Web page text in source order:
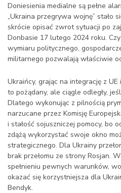
Doniesienia medialne są pełne
„Ukraina przegrywa wojnę” stało
skrócie opisać zwrot sytuacji po
Donbasie 17 lutego 2024 roku.
wymiaru politycznego,
militarnego pozwalają właściwie
Ukraińcy, grając na integrację z
to pożądany, ale ciągle odległy,
Dlatego wykonując z pilnością
narzucane przez Komisję
i stałość sojuszniczej pomocy, bo
zdążą wykorzystać swoje okno
strategicznego. Dla Ukrainy
brak przełomu ze strony Rosjan.
spełnieniu pewnych warunków,
okazać się korzystniejsza dla
Bendyk.